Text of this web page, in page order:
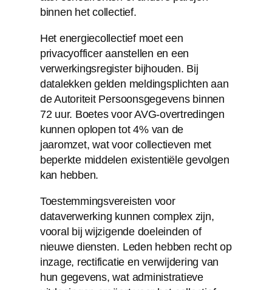
binnen het collectief.
Het energiecollectief moet een
privacyofficer aanstellen en een
verwerkingsregister bijhouden. Bij
datalekken gelden meldingsplichten aan
de Autoriteit Persoonsgegevens binnen
72 uur. Boetes voor AVG-overtredingen
kunnen oplopen tot 4% van de
jaaromzet, wat voor collectieven met
beperkte middelen existentiële gevolgen
kan hebben.
Toestemmingsvereisten voor
dataverwerking kunnen complex zijn,
vooral bij wijzigende doeleinden of
nieuwe diensten. Leden hebben recht op
inzage, rectificatie en verwijdering van
hun gegevens, wat administratieve